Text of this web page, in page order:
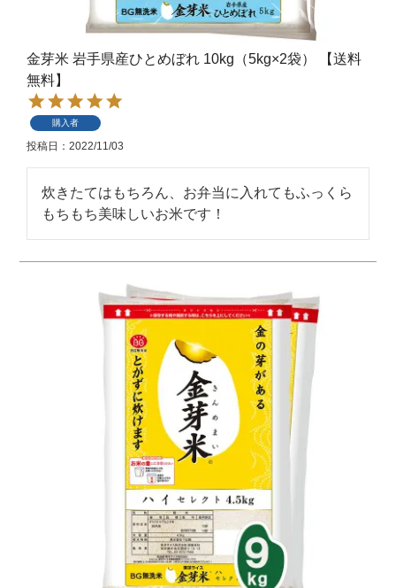
金芽米 岩手県産ひとめぼれ 10kg（5kg×2袋） 【送料
無料】
購入者
投稿日 2022/11/03
炊きたてはもちろん、お弁当に入れてもふっくら
もちもち美味しいお米です！